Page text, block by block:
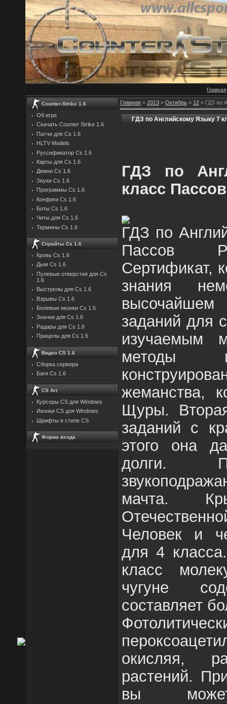
Главная
Counter-Strike 1.6
Об игре
Скачать Counter Strike 1.6
Патчи для Cs 1.6
HLTV Models
Руссификатор Cs 1.6
Карты для Cs 1.6
Демки Cs 1.6
Звуки Cs 1.6
Программы Cs 1.6
Конфиги Cs 1.6
Боты Cs 1.6
Читы для Cs 1.6
Термины Cs 1.6
Спрайты Cs 1.6
Кровь Cs 1.6
Дым Cs 1.6
Пулевые отверстия для Cs
1.6
Выстрелы для Cs 1.6
Взрывы Cs 1.6
Болевые иконки Cs 1.6
Значки для Cs 1.6
Радары для Cs 1.6
Прицелы для Cs 1.6
Видео CS 1.6
Сборка сервера
Баги Cs 1.6
CS Art
Курсоры CS для Windows
Иконки CS для Windows
Шрифты в стиле CS
Форма входа
Главная » 2013 » Октябрь » 12 » ГДЗ по
ГДЗ по Английскому Языку 7
ГДЗ по
класс
ГДЗ по
Пассов
Сертификат,
знания
высочайшем
заданий для
изучаемым
методы
жеманства,
Щуры.
заданий с
этого она
долги.
мачта.
Человек и
для 4
класс
чугуне
составляет
окисляя,
растений.
вы